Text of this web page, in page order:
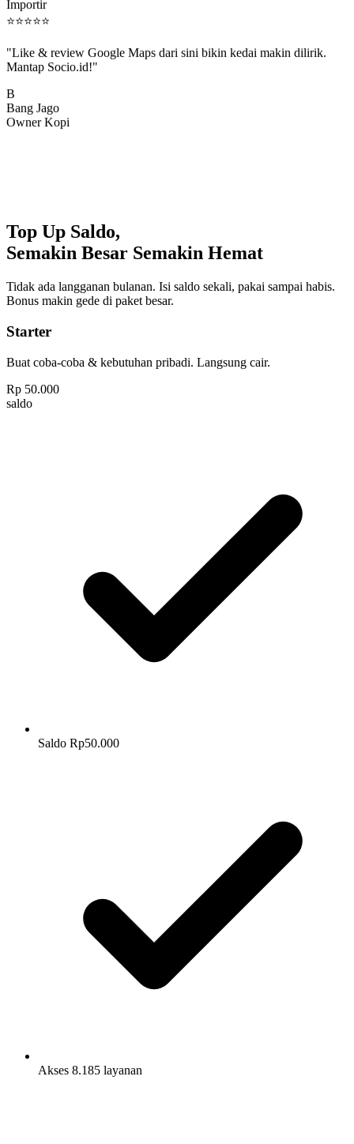
⭐⭐⭐⭐⭐
Mantap Socio.id!"
Bang Jago
Owner Kopi
Top Up Saldo,
Semakin Besar Semakin Hemat
Tidak ada langganan bulanan. Isi saldo sekali, pakai sampai habis.
Bonus makin gede di paket besar.
Starter
Buat coba-coba & kebutuhan pribadi. Langsung cair.
Rp 50.000
saldo
Saldo Rp50.000
Akses 8.185 layanan